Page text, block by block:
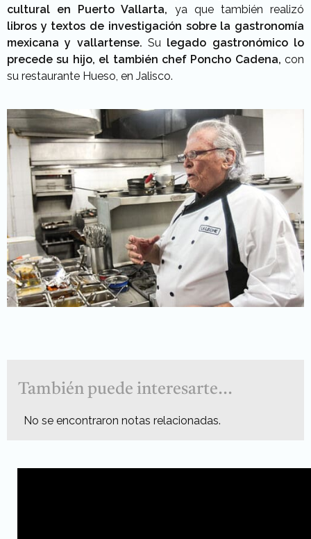
cultural en Puerto Vallarta, ya que también realizó
libros y textos de investigación sobre la gastronomía
mexicana y vallartense. Su legado gastronómico lo
precede su hijo, el también chef Poncho Cadena, con
su restaurante Hueso, en Jalisco.
También puede interesarte...
No se encontraron notas relacionadas.